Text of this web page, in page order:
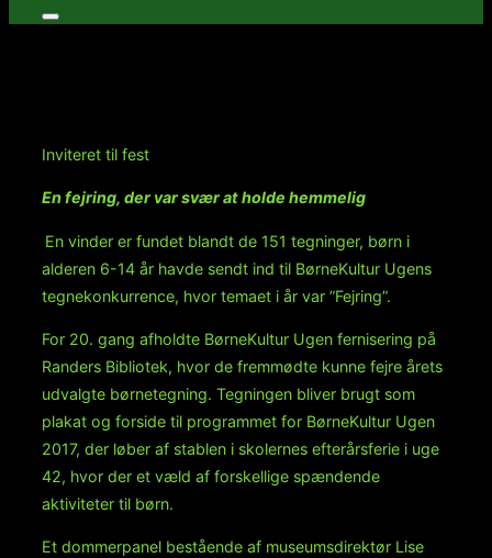
Slå
Inviteret til fest
En fejring, der var svær at holde hemmelig
En vinder er fundet blandt de 151 tegninger, børn i
alderen 6-14 år havde sendt ind til BørneKultur Ugens
tegnekonkurrence, hvor temaet i år var ”Fejring”.
For 20. gang afholdte BørneKultur Ugen fernisering på
Randers Bibliotek, hvor de fremmødte kunne fejre årets
udvalgte børnetegning. Tegningen bliver brugt som
plakat og forside til programmet for BørneKultur Ugen
2017, der løber af stablen i skolernes efterårsferie i uge
42, hvor der et væld af forskellige spændende
aktiviteter til børn.
Et dommerpanel bestående af museumsdirektør Lise